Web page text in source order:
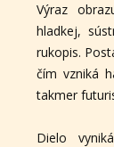
Výraz
hladkej,
rukopis.
čím vzniká
takmer
Dielo